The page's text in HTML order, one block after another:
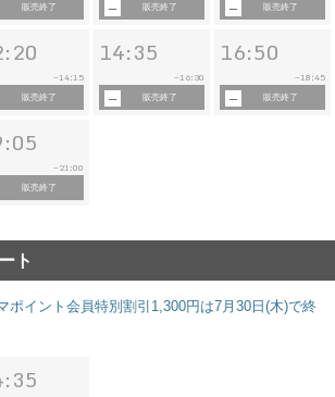
販売終了 販売終了
販売終了
~14:15
販売終了
14:35
~16:30
販売終了
16:50
~18:45
販売終了
~ 21:00
販売終了
ト
イント会員特別割引1,300円は7月30日(木)で終